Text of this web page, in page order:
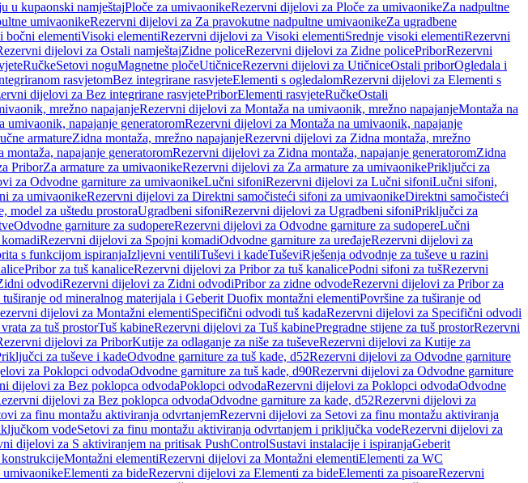
u kupaonski namještajPloče za umivaonikeRezervni dijelovi za Ploče za umivaonikeZa nadpultne
umivaonikeRezervni dijelovi za Za pravokutne nadpultne umivaonikeZa ugradbene
bočni elementiVisoki elementiRezervni dijelovi za Visoki elementiSrednje visoki elementiRezervni
dijelovi za Ostali namještajZidne policeRezervni dijelovi za Zidne policePriborRezervni
RučkeSetovi noguMagnetne pločeUtičniceRezervni dijelovi za UtičniceOstali priborOgledala i
rasvjetomBez integrirane rasvjeteElementi s ogledalomRezervni dijelovi za Elementi s
dijelovi za Bez integrirane rasvjetePriborElementi rasvjeteRučkeOstali
mrežno napajanjeRezervni dijelovi za Montaža na umivaonik, mrežno napajanjeMontaža na
umivaonik, napajanje generatoromRezervni dijelovi za Montaža na umivaonik, napajanje
armatureZidna montaža, mrežno napajanjeRezervni dijelovi za Zidna montaža, mrežno
montaža, napajanje generatoromRezervni dijelovi za Zidna montaža, napajanje generatoromZidna
PriborZa armature za umivaonikeRezervni dijelovi za Za armature za umivaonikePriključci za
za Odvodne garniture za umivaonikeLučni sifoniRezervni dijelovi za Lučni sifoniLučni sifoni,
za umivaonikeRezervni dijelovi za Direktni samočisteći sifoni za umivaonikeDirektni samočisteći
model za uštedu prostoraUgradbeni sifoniRezervni dijelovi za Ugradbeni sifoniPriključci za
Odvodne garniture za sudopereRezervni dijelovi za Odvodne garniture za sudopereLučni
Rezervni dijelovi za Spojni komadiOdvodne garniture za uređajeRezervni dijelovi za
s funkcijom ispiranjaIzljevni ventiliTuševi i kadeTuševiRješenja odvodnje za tuševe u razini
Pribor za tuš kanaliceRezervni dijelovi za Pribor za tuš kanalicePodni sifoni za tušRezervni
odvodiRezervni dijelovi za Zidni odvodiPribor za zidne odvodeRezervni dijelovi za Pribor za
tuširanje od mineralnog materijala i Geberit Duofix montažni elementiPovršine za tuširanje od
dijelovi za Montažni elementiSpecifični odvodi tuš kadaRezervni dijelovi za Specifični odvodi
za tuš prostorTuš kabineRezervni dijelovi za Tuš kabinePregradne stijene za tuš prostorRezervni
dijelovi za PriborKutije za odlaganje za niše za tuševeRezervni dijelovi za Kutije za
za tuševe i kadeOdvodne garniture za tuš kade, d52Rezervni dijelovi za Odvodne garniture
za Poklopci odvodaOdvodne garniture za tuš kade, d90Rezervni dijelovi za Odvodne garniture
dijelovi za Bez poklopca odvodaPoklopci odvodaRezervni dijelovi za Poklopci odvodaOdvodne
dijelovi za Bez poklopca odvodaOdvodne garniture za kade, d52Rezervni dijelovi za
za finu montažu aktiviranja odvrtanjemRezervni dijelovi za Setovi za finu montažu aktiviranja
vodeSetovi za finu montažu aktiviranja odvrtanjem i priključka vodeRezervni dijelovi za
dijelovi za S aktiviranjem na pritisak PushControlSustavi instalacije i ispiranjaGeberit
Montažni elementiRezervni dijelovi za Montažni elementiElementi za WC
umivaonikeElementi za bideRezervni dijelovi za Elementi za bideElementi za pisoareRezervni